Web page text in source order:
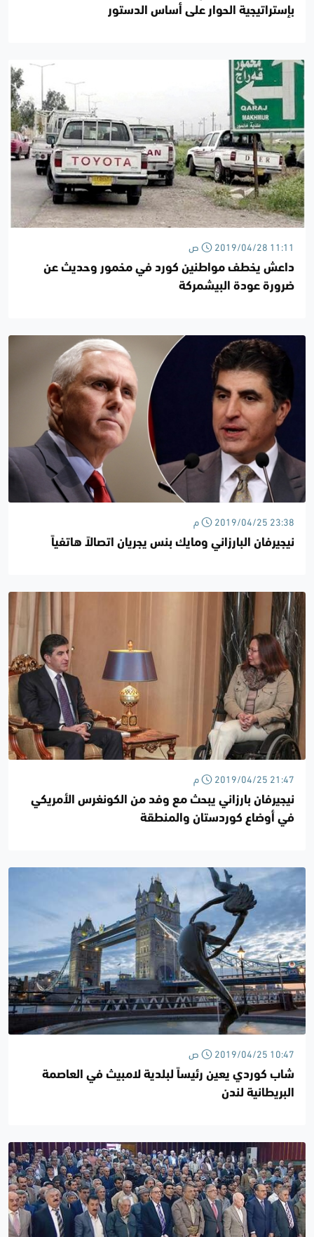
بإستراتيجية الحوار على أساس الدستور
2019/04/28 11:11 ص
داعش يخطف مواطنين كورد في مخمور وحديث عن
ضرورة عودة البيشمركة
2019/04/25 23:38 م
نيجيرفان البارزاني ومايك بنس يجريان اتصالاً هاتفياً
2019/04/25 21:47 م
نيجيرفان بارزاني يبحث مع وفد من الكونغرس الأمريكي
في أوضاع كوردستان والمنطقة
2019/04/25 10:47 ص
شاب كوردي يعين رئيساً لبلدية لامبيث في العاصمة
البريطانية لندن